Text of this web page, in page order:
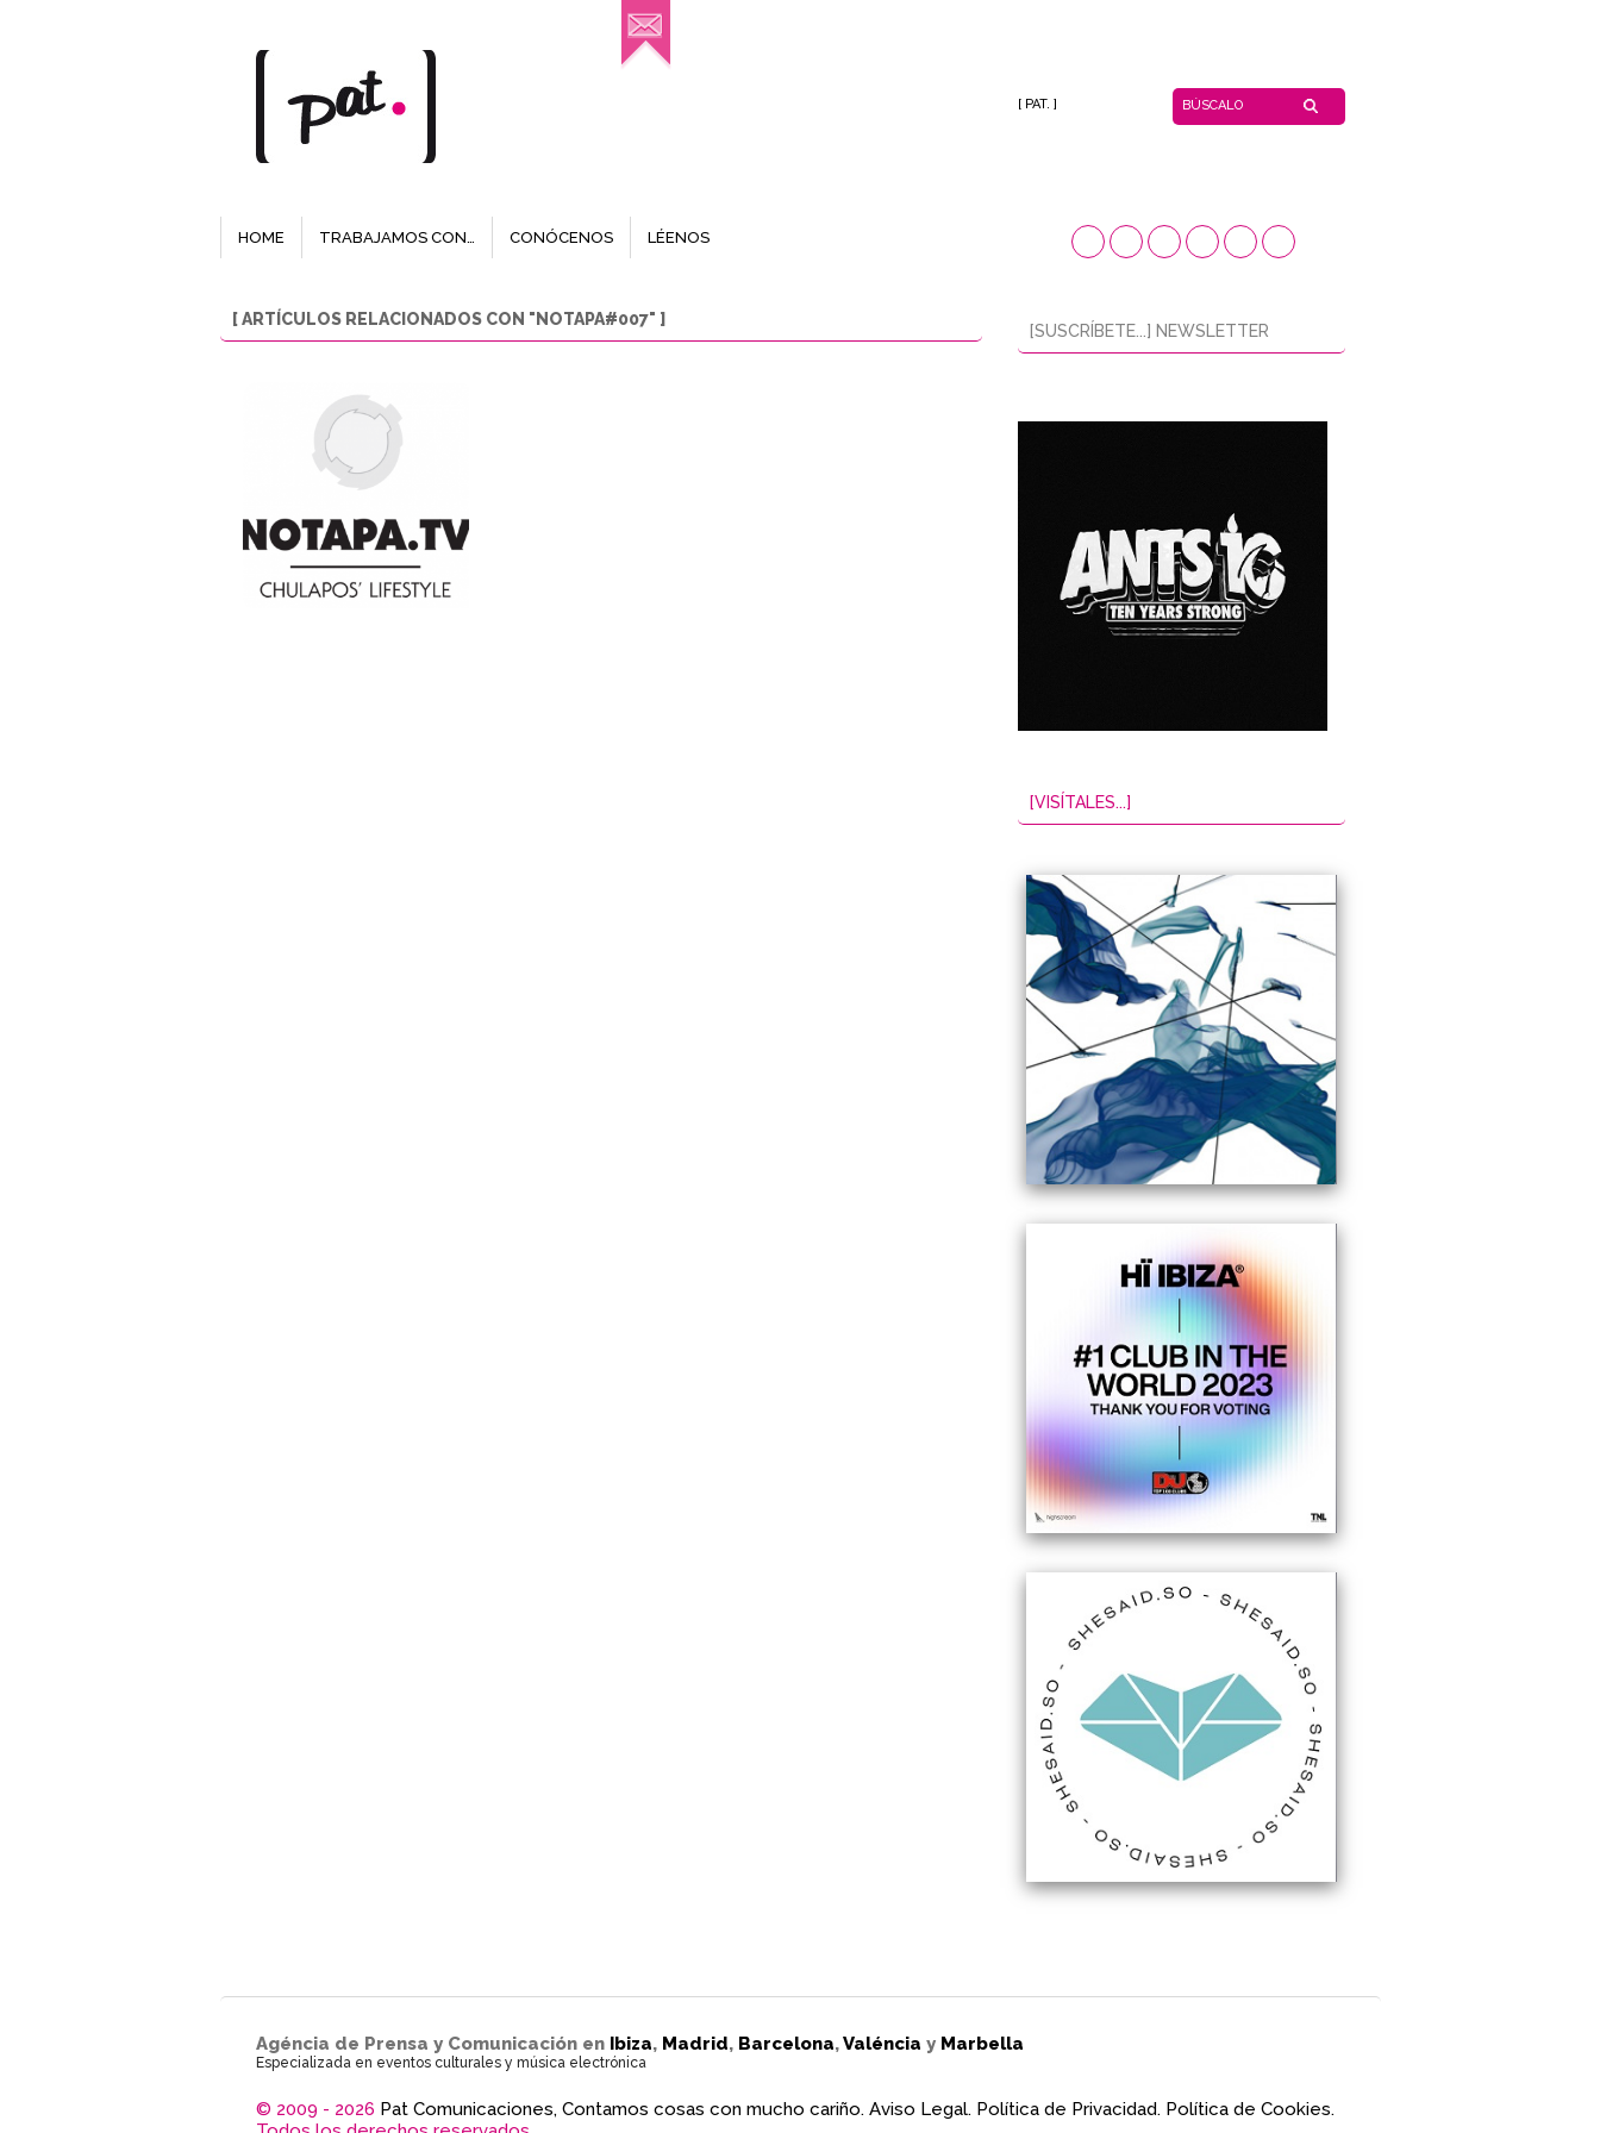
[ PAT. ]
HOME TRABAJAMOS CON… CONÓCENOS LÉENOS
[ ARTÍCULOS RELACIONADOS CON "NOTAPA#007" ]
[SUSCRÍBETE...] NEWSLETTER
[VISÍTALES...]
Agéncia de Prensa y Comunicación en Ibiza, Madrid, Barcelona,Valéncia y Marbella
Especializada en eventos culturales y música electrónica
© 2009 - 2026 Pat Comunicaciones, Contamos cosas con mucho cariño. Aviso Legal. Política de Privacidad. Política de Cookies.